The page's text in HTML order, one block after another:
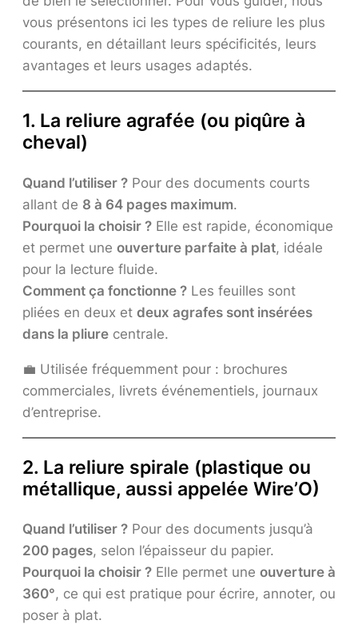
vous présentons ici les types de reliure les plus
courants, en détaillant leurs spécificités, leurs
avantages et leurs usages adaptés.
1. La reliure agrafée (ou piqûre à
cheval)
Quand l’utiliser ? Pour des documents courts
allant de 8 à 64 pages maximum.
Pourquoi la choisir ? Elle est rapide, économique
et permet une ouverture parfaite à plat, idéale
pour la lecture fluide.
Comment ça fonctionne ? Les feuilles sont
pliées en deux et deux agrafes sont insérées
dans la pliure centrale.
💼 Utilisée fréquemment pour : brochures
commerciales, livrets événementiels, journaux
d’entreprise.
2. La reliure spirale (plastique ou
métallique, aussi appelée Wire’O)
Quand l’utiliser ? Pour des documents jusqu’à
200 pages, selon l’épaisseur du papier.
Pourquoi la choisir ? Elle permet une ouverture à
360°, ce qui est pratique pour écrire, annoter, ou
poser à plat.